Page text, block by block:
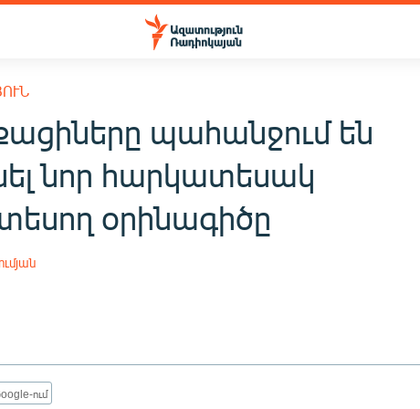
պահանջում են
նոր հարկատեսակ
օրինագիծը
ում